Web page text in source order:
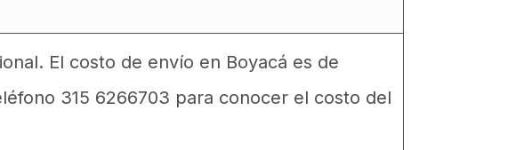
El costo de envío en Boyacá es de
315 6266703 para conocer el costo del